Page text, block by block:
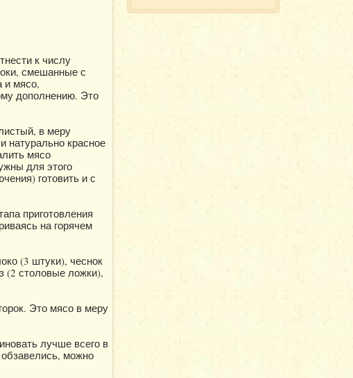
к числу
смешанные с
и мясо,
дополнению. Это
в меру
натурально красное
мясо
для этого
готовить и с
приготовления
на горячем
(3 штуки), чеснок
(2 столовые ложки),
Это мясо в меру
лучше всего в
можно